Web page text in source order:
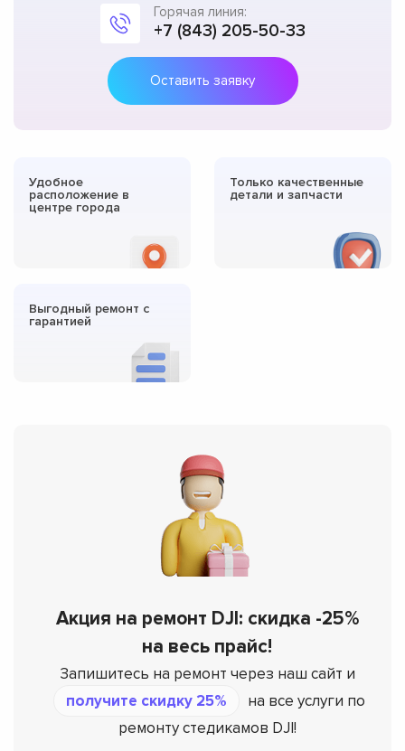
Горячая линия:
+7 (843) 205-50-33
Оставить заявку
Удобное
расположение в
центре города
Только качественные
детали и запчасти
Выгодный ремонт с
гарантией
Акция на ремонт DJI: скидка -25%
на весь прайс!
Запишитесь на ремонт через наш сайт и
получите скидку 25%
на все услуги по
ремонту стедикамов DJI!